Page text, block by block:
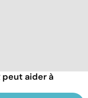
peut aider à